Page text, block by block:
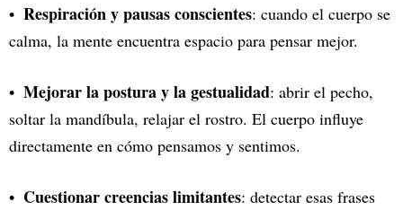
Respiración y pausas conscientes: cuando el cuerpo se
calma, la mente encuentra espacio para pensar mejor.
Mejorar la postura y la gestualidad: abrir el pecho,
soltar la mandíbula, relajar el rostro. El cuerpo influye
directamente en cómo pensamos y sentimos.
Cuestionar creencias limitantes: detectar esas frases